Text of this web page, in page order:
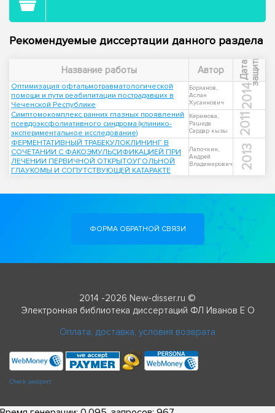
Рекомендуемые диссертации данного раздела
Название работы Автор Д
а
т
а
з
а
щ
и
т ы
Оптимизация офтальмотравматологической
помощи и пути реабилитации пострадавших в
Чеченской Республике
Борханов,
Аслан
Хусаинович
2014
Симптомокомплекс ранних глазных проявлений
псевдоэксфолиативного синдрома (клинико-
экспериментальное исследование)
Керимова,
Рашида
Сардар кызы
2011
ФЕРМЕНТАТИВНЫЙ ТРАБЕКУЛОКЛИНИНГ В
СОЧЕТАНИИ С ФАКОЭМУЛЬСИФИКАЦИЕЙ ПРИ
ЛЕЧЕНИИ ПЕРВИЧНОЙ ОТКРЫТОУГОЛЬНОЙ
ГЛАУКОМЫ И СОПУТСТВУЮЩЕЙ КАТАРАКТЕ
Лапочкин,
Андрей
Владимирович
2013
ФОРМА ОБРАТНОЙ СВЯЗИ
2014 -2026 New-disser.ru ©
Электронная библиотека диссертаций ФЛ Иванов Е О
Оплата, доставка, условия возврата
Check passport